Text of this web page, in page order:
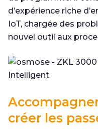
d’expérience riche
IoT, chargée des
nouvel outil aux
créer les